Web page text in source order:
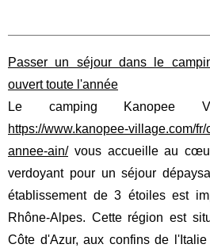
Passer un séjour dans le
ouvert toute l'année
Le camping Kanopee
https://www.kanopee-village.com/
annee-ain/vous accueille au
verdoyant pour un séjour
établissement de 3 étoiles est
Rhône-Alpes. Cette région est
Côte d'Azur, aux confins de